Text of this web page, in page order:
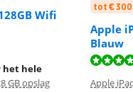
Wifi
op 184 reviews.
het hele
GB opslag
tot €
Apple
Blauw
op 184 reviews.
Apple